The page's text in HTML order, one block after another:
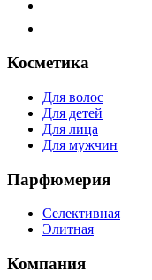
Косметика
Для волос
Для детей
Для лица
Для мужчин
Парфюмерия
Селективная
Элитная
Компания